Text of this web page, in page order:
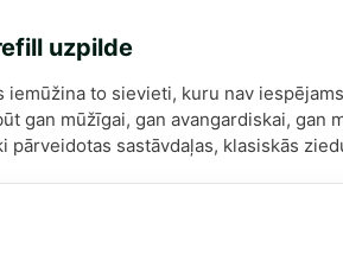
uzpilde
to sievieti, kuru nav
gan mūžīgai, gan avangardiskai, gan
sastāvdaļas, klasiskās